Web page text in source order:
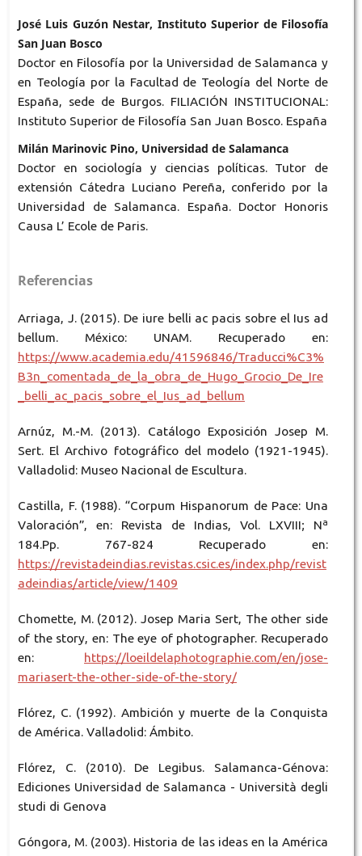
José Luis Guzón Nestar, Instituto Superior de Filosofía
San Juan Bosco
Doctor en Filosofía por la Universidad de Salamanca y
en Teología por la Facultad de Teología del Norte de
España, sede de Burgos. FILIACIÓN INSTITUCIONAL:
Instituto Superior de Filosofía San Juan Bosco. España
Milán Marinovic Pino, Universidad de Salamanca
Doctor en sociología y ciencias políticas. Tutor de
extensión Cátedra Luciano Pereña, conferido por la
Universidad de Salamanca. España. Doctor Honoris
Causa L’ Ecole de Paris.
Referencias
Arriaga, J. (2015). De iure belli ac pacis sobre el Ius ad
bellum. México: UNAM. Recuperado en:
https://www.academia.edu/41596846/Traducci%C3%
B3n_comentada_de_la_obra_de_Hugo_Grocio_De_Ire
_belli_ac_pacis_sobre_el_Ius_ad_bellum
Arnúz, M.-M. (2013). Catálogo Exposición Josep M.
Sert. El Archivo fotográfico del modelo (1921-1945).
Valladolid: Museo Nacional de Escultura.
Castilla, F. (1988). “Corpum Hispanorum de Pace: Una
Valoración”, en: Revista de Indias, Vol. LXVIII; Nª
184.Pp. 767-824 Recuperado en:
https://revistadeindias.revistas.csic.es/index.php/revist
adeindias/article/view/1409
Chomette, M. (2012). Josep Maria Sert, The other side
of the story, en: The eye of photographer. Recuperado
en: https://loeildelaphotographie.com/en/jose-
mariasert-the-other-side-of-the-story/
Flórez, C. (1992). Ambición y muerte de la Conquista
de América. Valladolid: Ámbito.
Flórez, C. (2010). De Legibus. Salamanca-Génova:
Ediciones Universidad de Salamanca - Università degli
studi di Genova
Góngora, M. (2003). Historia de las ideas en la América